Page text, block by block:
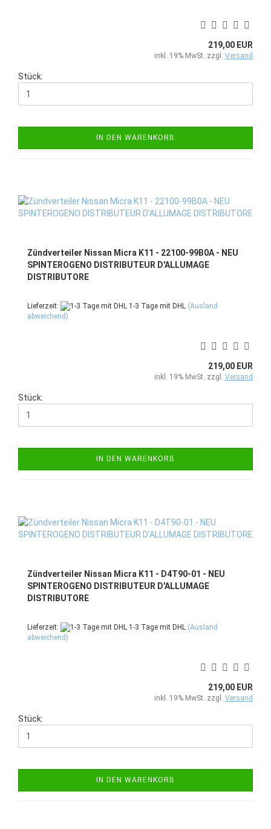
219,00 EUR
inkl. 19% MwSt. zzgl. Versand
Stück:
IN DEN WARENKORB
Zündverteiler Nissan Micra K11 - 22100-99B0A - NEU
SPINTEROGENO DISTRIBUTEUR D'ALLUMAGE
DISTRIBUTORE
Lieferzeit: 1-3 Tage mit DHL (Ausland
abweichend)
219,00 EUR
inkl. 19% MwSt. zzgl. Versand
Stück:
IN DEN WARENKORB
Zündverteiler Nissan Micra K11 - D4T90-01 - NEU
SPINTEROGENO DISTRIBUTEUR D'ALLUMAGE
DISTRIBUTORE
Lieferzeit: 1-3 Tage mit DHL (Ausland
abweichend)
219,00 EUR
inkl. 19% MwSt. zzgl. Versand
Stück:
IN DEN WARENKORB